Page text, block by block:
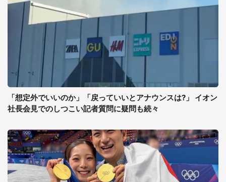
「想定外でいいのか」「戻っていいとアナウンスは?」 イオン
社長会見でのしつこい記者質問に疑問も続々